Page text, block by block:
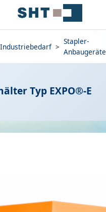
Industriebedarf >
Stapler-
Anbaugeräte
Typ EXPO®-E